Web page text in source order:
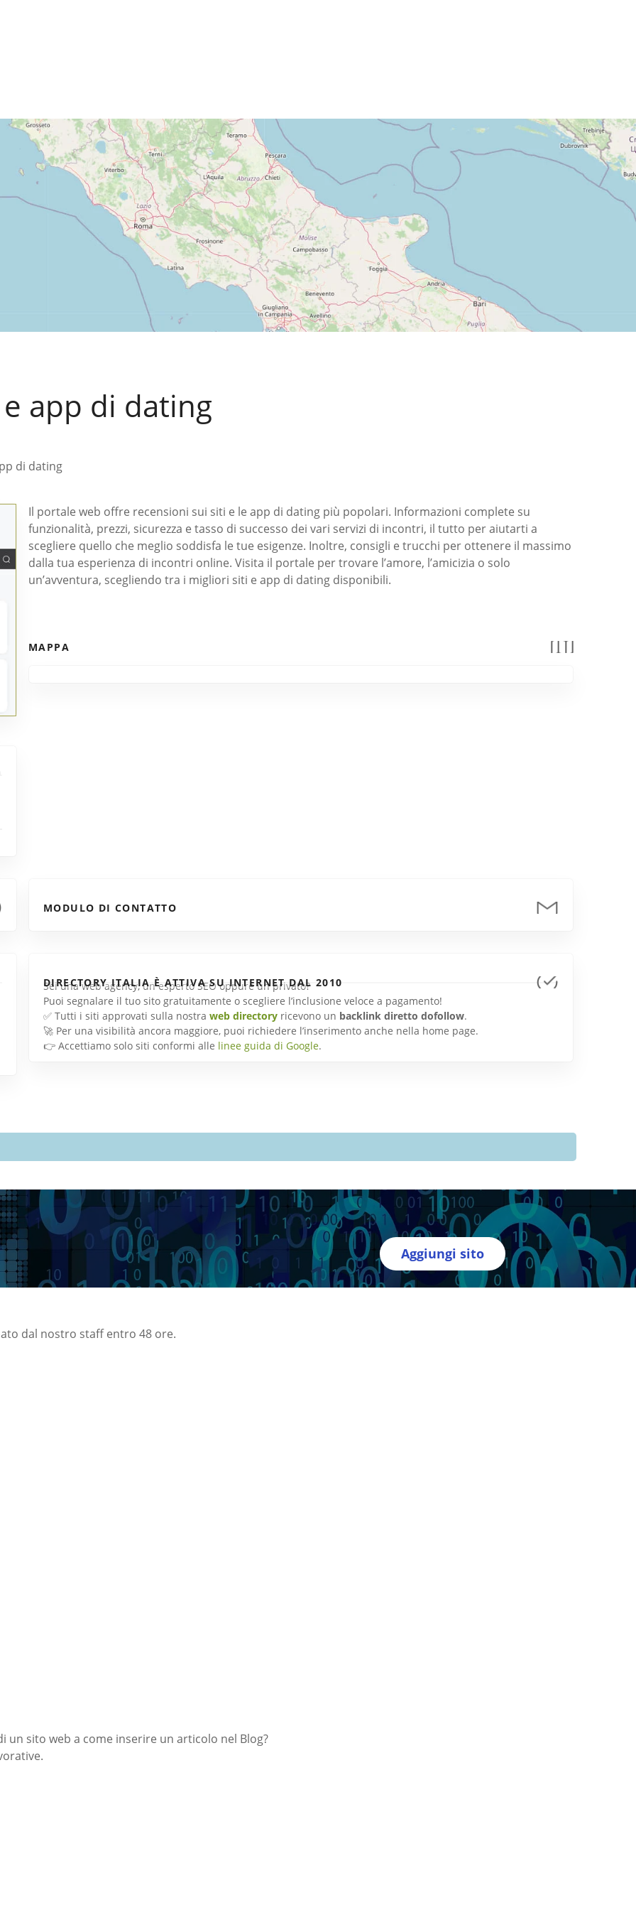
app di dating
di dating
Il portale web offre recensioni sui siti e le app di dating più popolari. Informazioni complete su
funzionalità, prezzi, sicurezza e tasso di successo dei vari servizi di incontri, il tutto per aiutarti a
scegliere quello che meglio soddisfa le tue esigenze. Inoltre, consigli e trucchi per ottenere il massimo
dalla tua esperienza di incontri online. Visita il portale per trovare l’amore, l’amicizia o solo
un’avventura, scegliendo tra i migliori siti e app di dating disponibili.
MAPPA
MODULO DI CONTATTO
DIRECTORY ITALIA È ATTIVA SU INTERNET DAL 2010
Sei una web agency, un esperto SEO oppure un privato?
Puoi segnalare il tuo sito gratuitamente o scegliere l’inclusione veloce a pagamento!
✅ Tutti i siti approvati sulla nostra web directoryricevono un backlink diretto dofollow.
🚀 Per una visibilità ancora maggiore, puoi richiedere l’inserimento anche nella home page.
👉 Accettiamo solo siti conformi alle linee guida di Google.
Aggiungi sito
dal nostro staff entro 48 ore.
un sito web a come inserire un articolo nel Blog?